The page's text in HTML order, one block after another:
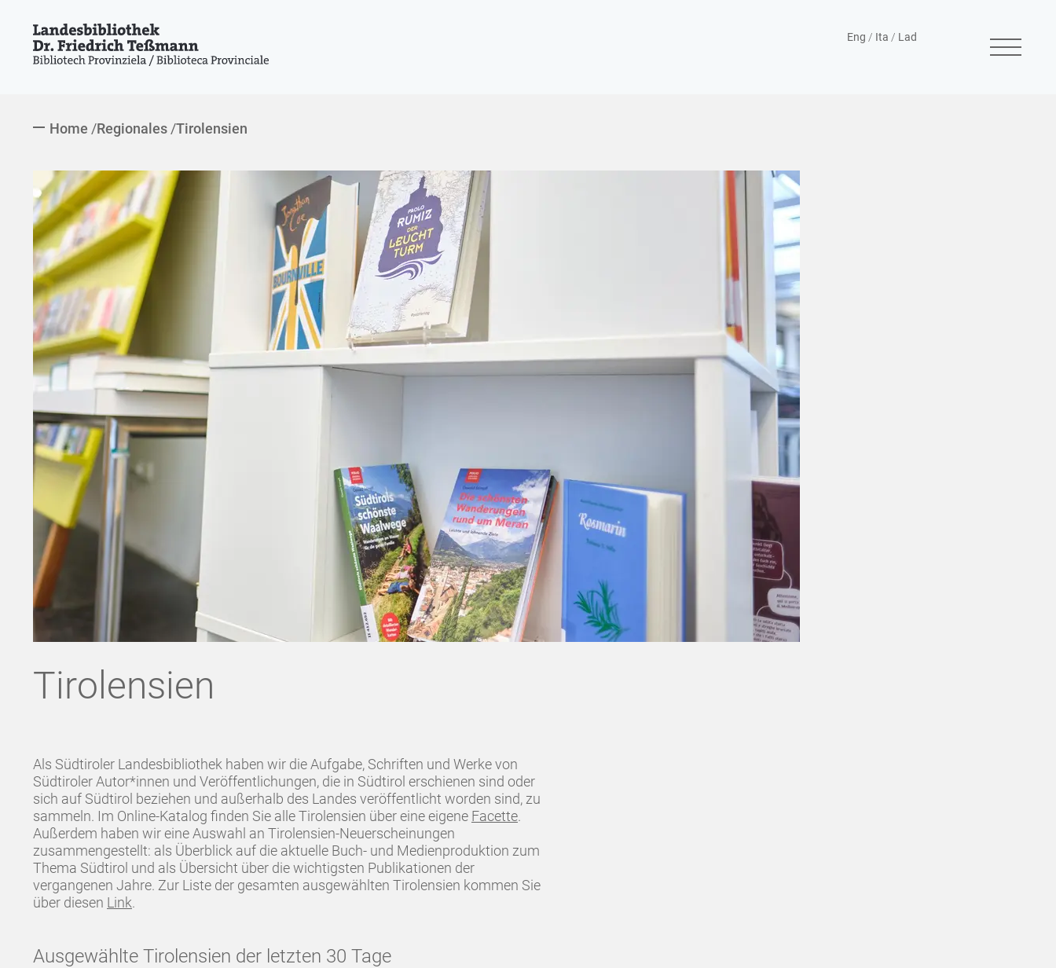
Eng / Ita / Lad
Home Regionales Tirolensien
Tirolensien
Als Südtiroler Landesbibliothek haben wir die Aufgabe, Schriften und Werke von
Südtiroler Autor*innen und Veröffentlichungen, die in Südtirol erschienen sind oder
sich auf Südtirol beziehen und außerhalb des Landes veröffentlicht worden sind, zu
sammeln. Im Online-Katalog finden Sie alle Tirolensien über eine eigene Facette.
Außerdem haben wir eine Auswahl an Tirolensien-Neuerscheinungen
zusammengestellt: als Überblick auf die aktuelle Buch- und Medienproduktion zum
Thema Südtirol und als Übersicht über die wichtigsten Publikationen der
vergangenen Jahre. Zur Liste der gesamten ausgewählten Tirolensien kommen Sie
über diesen Link.
Ausgewählte Tirolensien der letzten 30 Tage